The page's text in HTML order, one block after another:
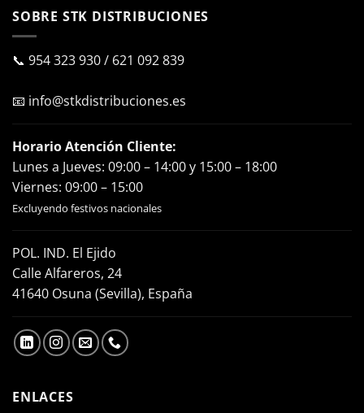
SOBRE STK DISTRIBUCIONES
📞 954 323 930/ 621 092 839
📧 info@stkdistribuciones.es
Horario Atención Cliente:
Lunes a Jueves: 09:00 – 14:00 y 15:00 – 18:00
Viernes: 09:00 – 15:00
Excluyendo festivos nacionales
POL. IND. El Ejido
Calle Alfareros, 24
41640 Osuna (Sevilla), España
ENLACES